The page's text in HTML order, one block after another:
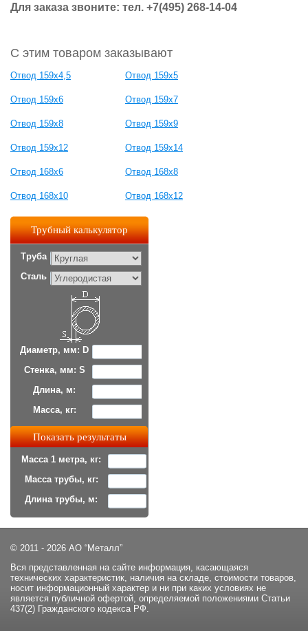
Для заказа звоните: тел. +7(495) 268-14-04
С этим товаром заказывают
Отвод 159х4,5 Отвод 159х5
Отвод 159х6 Отвод 159х7
Отвод 159х8 Отвод 159х9
Отвод 159х12 Отвод 159х14
Отвод 168х6 Отвод 168х8
Отвод 168х10 Отвод 168х12
Трубный калькулятор
Труба
Сталь
Диаметр, мм: D
Стенка, мм: S
Длина, м:
Масса, кг:
Масса 1 метра, кг:
Масса трубы, кг:
Длина трубы, м:
© 2011 - 2026 АО “Металл”
Вся представленная на сайте информация, касающаяся
технических характеристик, наличия на складе, стоимости товаров,
носит информационный характер и ни при каких условиях не
является публичной офертой, определяемой положениями Статьи
437(2) Гражданского кодекса РФ.